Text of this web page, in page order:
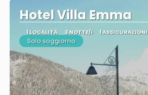
Hotel Villa Emma
1 LOCALITÀ 3 NOTTE/I 1 ASSICURAZIONI
Solo soggiorno